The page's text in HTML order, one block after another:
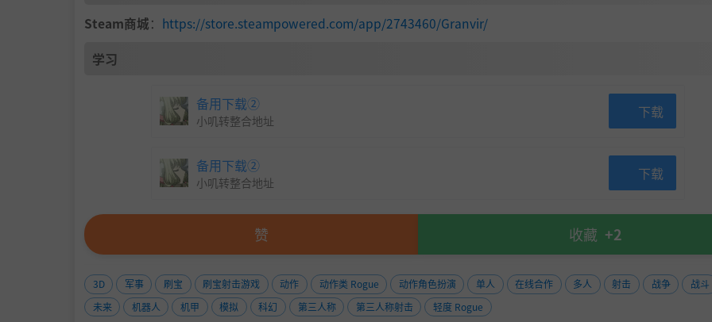
在单人模式或多人合作模式中完成任意战役，每次最多可有 10 名 Granvir 驾驶员。利用休整区的小队仓库共享
Steam商城： https://store.steampowered.com/app/2743460/Granvir/
学习
备用下载②
小叽转整合地址 下载
备用下载②
小叽转整合地址 下载
赞 收藏 +2
3D 军事 刷宝 刷宝射击游戏 动作 动作类 Rogue 动作角色扮演 单人 在线合作 多人 射击 战争
战斗
未来
机器人 机甲 模拟 科幻 第三人称 第三人称射击 轻度 Rogue